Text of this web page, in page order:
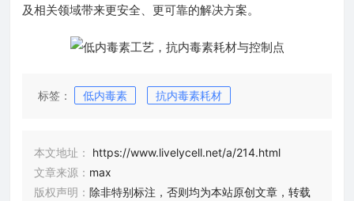
及相关领域带来更安全、更可靠的解决方案。
标签： 低内毒素 抗内毒素耗材
本文地址：
https://www.livelycell.net/a/214.html
文章来源： max
版权声明： 除非特别标注，否则均为本站原创文章，转载